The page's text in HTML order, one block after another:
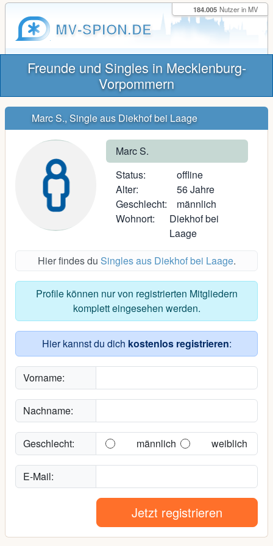
MV-SPION.DE
184.005 Nutzer in MV
Freunde und Singles in Mecklenburg-
Vorpommern
Marc S., Single aus Diekhof bei Laage
Marc S.
Status:
offline
Alter:
56 Jahre
Geschlecht:
männlich
Wohnort:
Diekhof bei
Laage
Hier findes du Singles aus Diekhof bei Laage.
Profile können nur von registrierten Mitgliedern
komplett eingesehen werden.
Hier kannst du dich kostenlos registrieren:
Vorname:
Nachname:
Geschlecht: männlich weiblich
E-Mail:
Jetzt registrieren